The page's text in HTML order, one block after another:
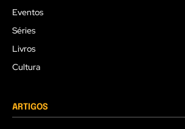
Eventos
Séries
Livros
Cultura
ARTIGOS